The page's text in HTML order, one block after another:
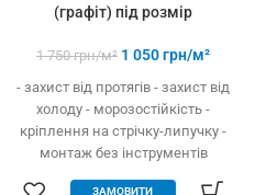
(графіт) під розмір
1 750грн/м² 1 050грн/м²
- захист від протягів - захист від
холоду - морозостійкість -
кріплення на стрічку-липучку -
монтаж без інструментів
ЗАМОВИТИ